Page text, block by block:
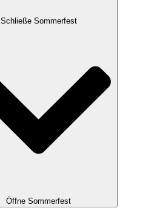
Schließe Sommerfest
Öffne Sommerfest